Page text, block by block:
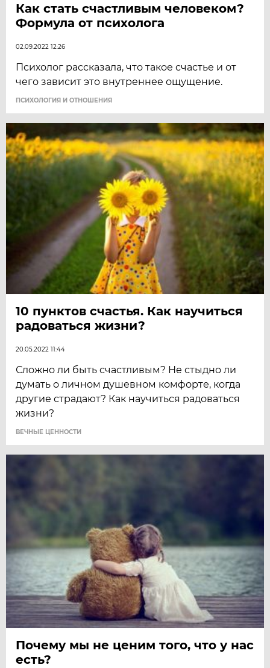
Как стать счастливым человеком?
Формула от психолога
02.09.2022 12:26
Психолог рассказала, что такое счастье и от
чего зависит это внутреннее ощущение.
ПСИХОЛОГИЯ И ОТНОШЕНИЯ
10 пунктов счастья. Как научиться
радоваться жизни?
20.05.2022 11:44
Сложно ли быть счастливым? Не стыдно ли
думать о личном душевном комфорте, когда
другие страдают? Как научиться радоваться
жизни?
ВЕЧНЫЕ ЦЕННОСТИ
Почему мы не ценим того, что у нас
есть?